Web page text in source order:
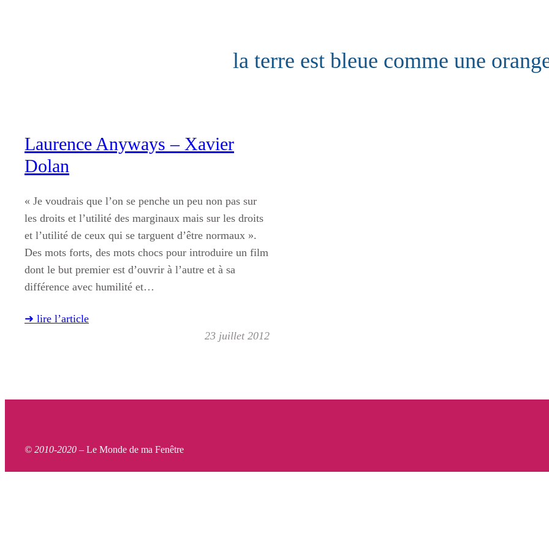
la terre est bleue comme une
Laurence Anyways – Xavier
Dolan
« Je voudrais que l’on se penche un peu non pas sur
les droits et l’utilité des marginaux mais sur les droits
et l’utilité de ceux qui se targuent d’être normaux ».
Des mots forts, des mots chocs pour introduire un film
dont le but premier est d’ouvrir à l’autre et à sa
différence avec humilité et…
➜ lire l’article
23 juillet 2012
© 2010-2020 – Le Monde de ma Fenêtre